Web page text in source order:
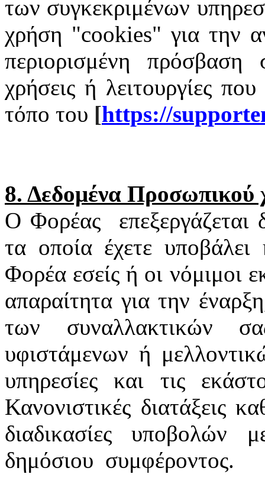
των συγκεκριμένων
χρήση "cookies" για την
περιορισμένη πρόσβαση
χρήσεις ή λειτουργίες
τόπο του [https://
8. Δεδομένα Προσωπικού
Ο Φορέας
τα οποία έχετε
Φορέα εσείς ή οι νόμιμοι
απαραίτητα για την
των συναλλακτικών
υφιστάμενων ή
υπηρεσίες και τις
Κανονιστικές διατάξεις
διαδικασίες
δημόσιου συμφέροντος.